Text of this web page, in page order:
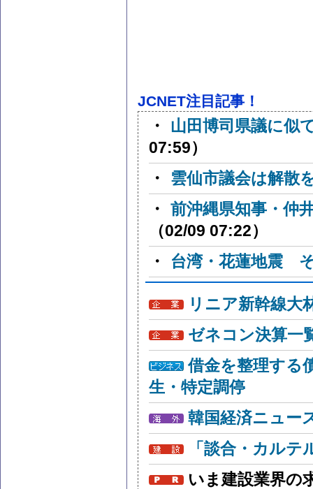
JCNET注目記事！
・
山田博司県議に似
07:59）
・
雲仙市議会は解散
・ 前沖縄県知事・仲
（02/09 07:22）
・
台湾・花蓮地震
リニア新幹線大
ゼネコン決算一
借金を整理する
生・特定調停
韓国経済ニュー
「談合・カル
いま建設業界の